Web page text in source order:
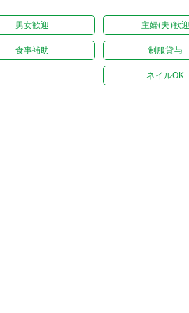
男女歓迎 主婦(夫)歓
食事補助 制服貸与
ネイルOK